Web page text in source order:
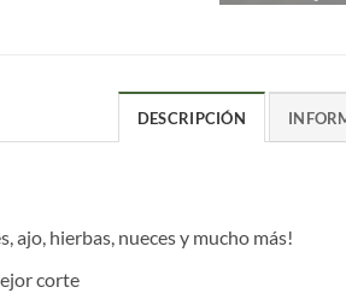
DESCRIPCIÓN
ajo, hierbas, nueces y mucho más!
corte